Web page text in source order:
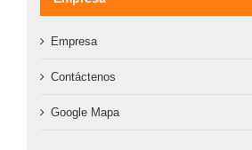
Empresa
Contáctenos
Google Mapa